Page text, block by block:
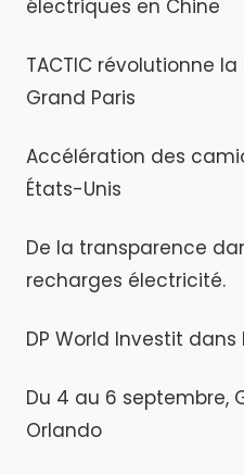
électriques en Chine
TACTIC révolutionne
Grand Paris
Accélération des
États-Unis
De la transparence
recharges électricité.
DP World Investit
Du 4 au 6 septembre,
Orlando